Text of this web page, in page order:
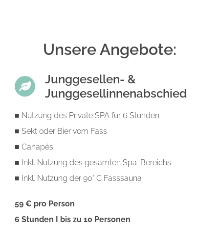
Unsere Angebote:
Junggesellen- &
Junggesellinnenabschied
■ Nutzung des Private SPA für 6 Stunden
■ Sekt oder Bier vom Fass
■ Canapés
■ Inkl. Nutzung des gesamten Spa-Bereichs
■ Inkl. Nutzung der 90° C Fasssauna
59 € pro Person
6 Stunden I bis zu 10 Personen